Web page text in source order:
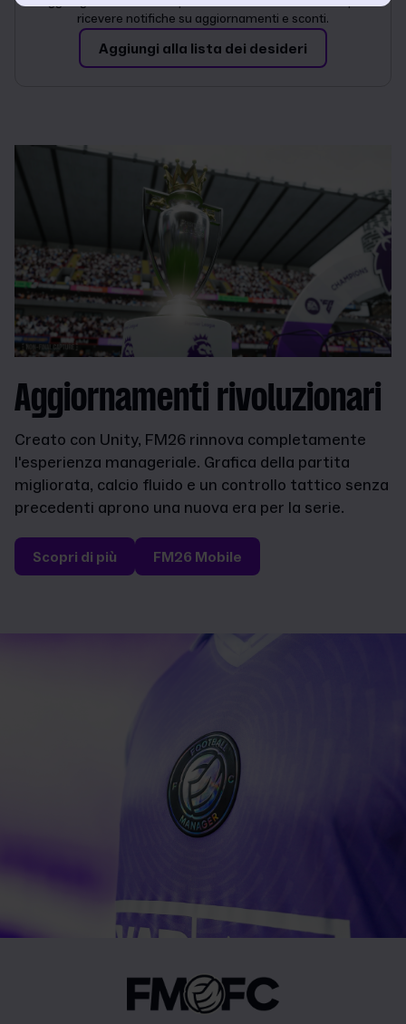
ricevere notifiche su aggiornamenti e sconti.
Aggiungi alla lista dei desideri
Aggiornamenti rivoluzionari
Creato con Unity, FM26 rinnova completamente
l'esperienza manageriale. Grafica della partita
migliorata, calcio fluido e un controllo tattico senza
precedenti aprono una nuova era per la serie.
Scopri di più FM26 Mobile